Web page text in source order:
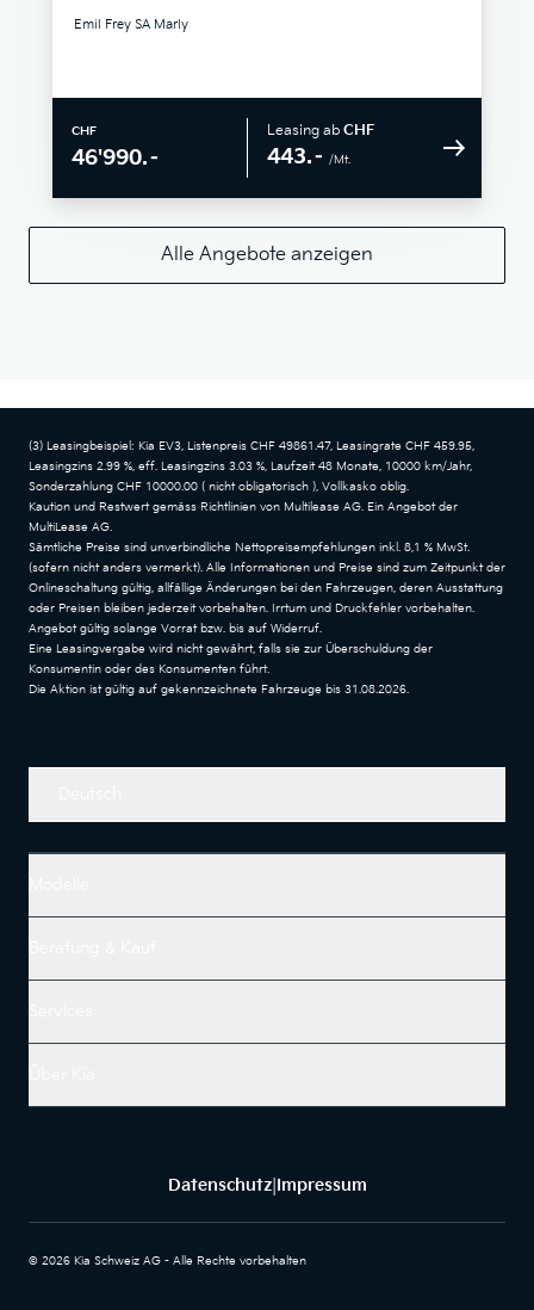
Emil Frey SA Marly
CHF
46'990.–
Leasing ab CHF
443.– /Mt.
Alle Angebote anzeigen
(3) Leasingbeispiel: Kia EV3, Listenpreis CHF 49861.47, Leasingrate CHF 459.95,
Leasingzins 2.99 %, eff. Leasingzins 3.03 %, Laufzeit 48 Monate, 10000 km/Jahr,
Sonderzahlung CHF 10000.00 ( nicht obligatorisch ), Vollkasko oblig.
Kaution und Restwert gemäss Richtlinien von Multilease AG. Ein Angebot der
MultiLease AG.
Sämtliche Preise sind unverbindliche Nettopreisempfehlungen inkl. 8,1 % MwSt.
(sofern nicht anders vermerkt). Alle Informationen und Preise sind zum Zeitpunkt der
Onlineschaltung gültig, allfällige Änderungen bei den Fahrzeugen, deren Ausstattung
oder Preisen bleiben jederzeit vorbehalten. Irrtum und Druckfehler vorbehalten.
Angebot gültig solange Vorrat bzw. bis auf Widerruf.
Eine Leasingvergabe wird nicht gewährt, falls sie zur Überschuldung der
Konsumentin oder des Konsumenten führt.
Die Aktion ist gültig auf gekennzeichnete Fahrzeuge bis 31.08.2026.
Datenschutz| Impressum
© 2026 Kia Schweiz AG - Alle Rechte vorbehalten